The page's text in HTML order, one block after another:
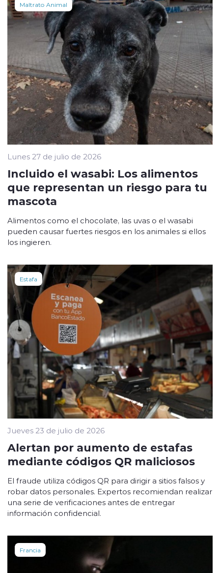
Maltrato Animal
Lunes 27 de julio de 2026
Incluido el wasabi: Los alimentos
que representan un riesgo para tu
mascota
Alimentos como el chocolate, las uvas o el wasabi
pueden causar fuertes riesgos en los animales si ellos
los ingieren.
Estafa
Jueves 23 de julio de 2026
Alertan por aumento de estafas
mediante códigos QR maliciosos
El fraude utiliza códigos QR para dirigir a sitios falsos y
robar datos personales. Expertos recomiendan realizar
una serie de verificaciones antes de entregar
información confidencial.
Francia